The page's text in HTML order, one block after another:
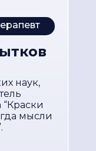
наук,
мысли